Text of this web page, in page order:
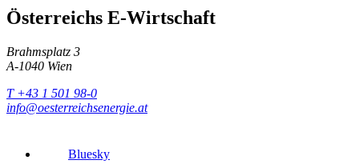
Österreichs E-Wirtschaft
Brahmsplatz 3
A-1040 Wien
T +43 1 501 98-0
info@oesterreichsenergie.at
Bluesky